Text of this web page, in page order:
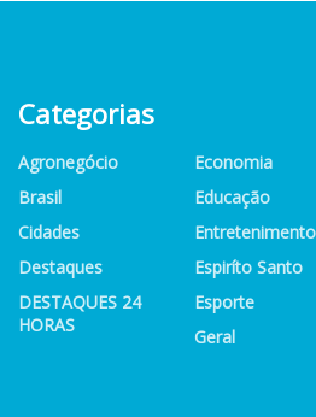
Categorias
Agronegócio
Brasil
Cidades
Destaques
DESTAQUES 24
HORAS
Economia
Educação
Entretenimento
Espiríto Santo
Esporte
Geral